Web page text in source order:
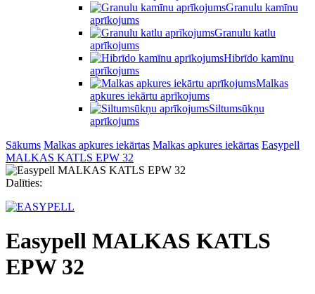
Granulu kamīnu
aprīkojums
Granulu katlu
aprīkojums
Hibrīdo kamīnu
aprīkojums
Malkas
apkures iekārtu aprīkojums
Siltumsūkņu
aprīkojums
Sākums Malkas apkures iekārtas Malkas apkures iekārtas Easypell
MALKAS KATLS EPW 32
Dalīties:
Easypell MALKAS KATLS
EPW 32